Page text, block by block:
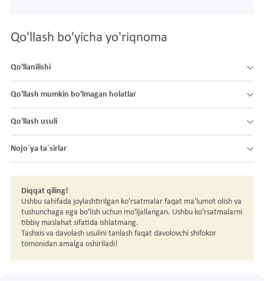
Qo'llash bo'yicha yo'riqnoma
Qo'llanilishi
Qo'llash mumkin bo'lmagan holatlar
Qo'llash usuli
Nojo´ya ta´sirlar
Diqqat qiling!
Ushbu sahifada joylashtirilgan ko'rsatmalar faqat ma'lumot olish va
tushunchaga ega bo'lish uchun mo'ljallangan. Ushbu ko'rsatmalarni
tibbiy maslahat sifatida ishlatmang.
Tashxis va davolash usulini tanlash faqat davolovchi shifokor
tomonidan amalga oshiriladi!